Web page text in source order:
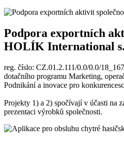
Podpora exportních
HOLÍK International
reg. číslo: CZ.01.2.111/0.0/0.0/
dotačního programu Marketing,
Podnikání a inovace pro
Projekty 1) a 2) spočívají v účasti na
prezentaci výrobků společnosti.